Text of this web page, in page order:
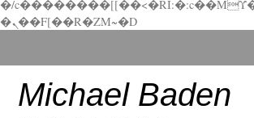
�/
�ܢ��F[��R�ZM~�D
down
contentMichael Baden